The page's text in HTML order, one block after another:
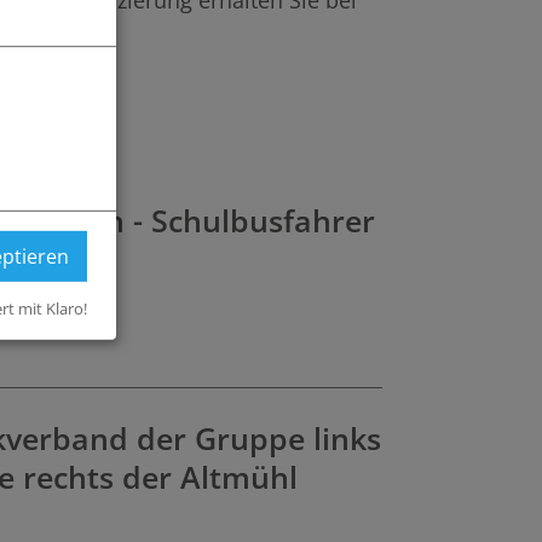
- Schulbusfahrer
der Gruppe links
rechts der Altmühl
mit Klaro!